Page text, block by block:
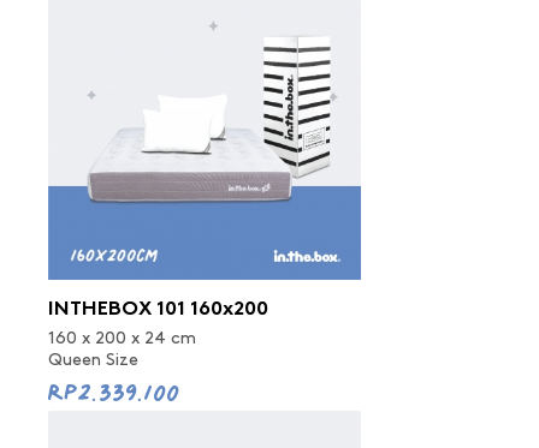
INTHEBOX 101 160x200
160 x 200 x 24 cm
Queen Size
Rp2.339.100